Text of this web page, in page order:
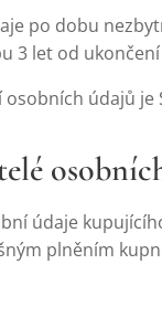
po dobu
3 let od
údajů je
údaje
plněním